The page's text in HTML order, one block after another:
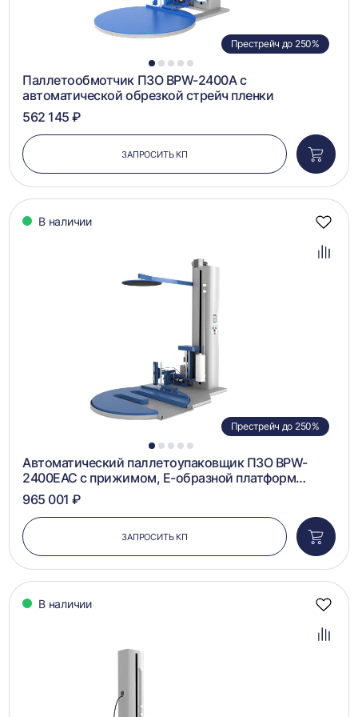
1 2 3 4 5
Престрейч до 250%
Паллетообмотчик ПЗО BPW-2400A с
автоматической обрезкой стрейч пленки
562 145 ₽
ЗАПРОСИТЬ КП
в
В наличии
1 2 3 4 5
Престрейч до 250%
Автоматический паллетоупаковщик ПЗО BPW-
2400ЕАС с прижимом, Е-образной платформ…
965 001 ₽
ЗАПРОСИТЬ КП
в
В наличии